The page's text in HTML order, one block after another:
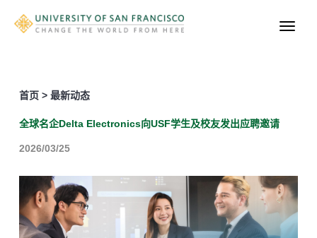
首页 > 最新动态
全球名企Delta Electronics向USF学生及校友发出应聘邀请
2026/03/25